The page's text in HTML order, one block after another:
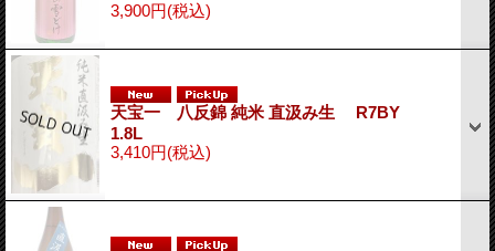
3,900円(税込)
天宝一 八反錦 純米 直汲み生 R7BY
1.8L
3,410円(税込)